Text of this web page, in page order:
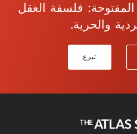
فلسفة العقل
والحرية.
تبرع